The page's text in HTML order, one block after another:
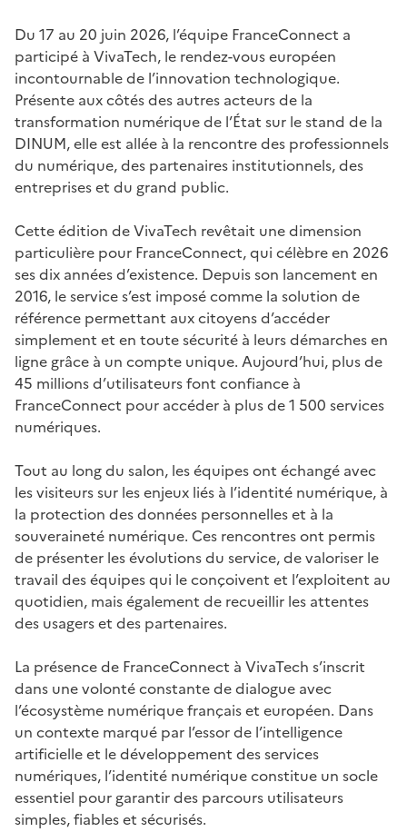
Du 17 au 20 juin 2026, l’équipe FranceConnect a
participé à VivaTech, le rendez-vous européen
incontournable de l’innovation technologique.
Présente aux côtés des autres acteurs de la
transformation numérique de l’État sur le stand de la
DINUM, elle est allée à la rencontre des professionnels
du numérique, des partenaires institutionnels, des
entreprises et du grand public.
Cette édition de VivaTech revêtait une dimension
particulière pour FranceConnect, qui célèbre en 2026
ses dix années d’existence. Depuis son lancement en
2016, le service s’est imposé comme la solution de
référence permettant aux citoyens d’accéder
simplement et en toute sécurité à leurs démarches en
ligne grâce à un compte unique. Aujourd’hui, plus de
45 millions d’utilisateurs font confiance à
FranceConnect pour accéder à plus de 1 500 services
numériques.
Tout au long du salon, les équipes ont échangé avec
les visiteurs sur les enjeux liés à l’identité numérique, à
la protection des données personnelles et à la
souveraineté numérique. Ces rencontres ont permis
de présenter les évolutions du service, de valoriser le
travail des équipes qui le conçoivent et l’exploitent au
quotidien, mais également de recueillir les attentes
des usagers et des partenaires.
La présence de FranceConnect à VivaTech s’inscrit
dans une volonté constante de dialogue avec
l’écosystème numérique français et européen. Dans
un contexte marqué par l’essor de l’intelligence
artificielle et le développement des services
numériques, l’identité numérique constitue un socle
essentiel pour garantir des parcours utilisateurs
simples, fiables et sécurisés.